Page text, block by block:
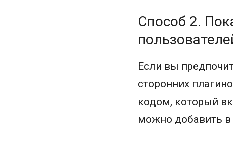
Способ 2.
Если вы
сторонних
кодом, который
можно добавить